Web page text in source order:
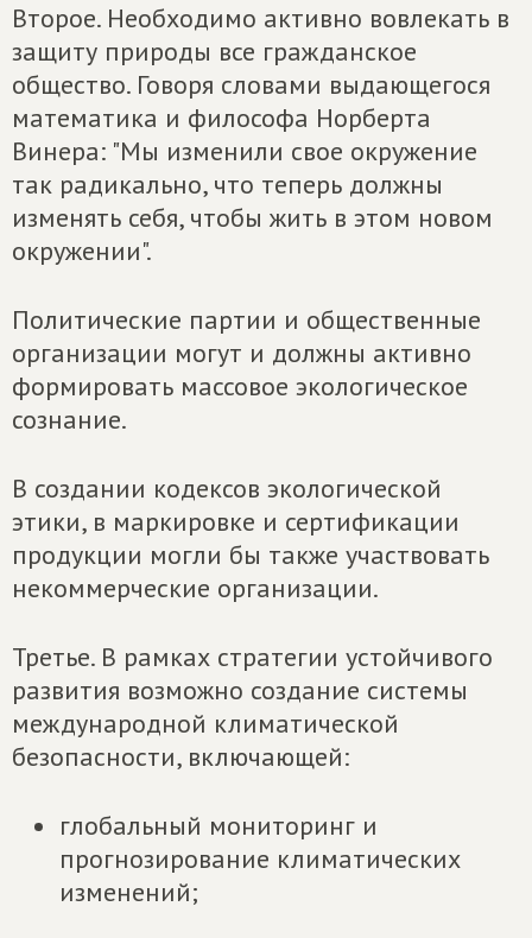
Второе. Необходимо активно вовлекать в
защиту природы все гражданское
общество. Говоря словами выдающегося
математика и философа Норберта
Винера: "Мы изменили свое окружение
так радикально, что теперь должны
изменять себя, чтобы жить в этом новом
окружении".
Политические партии и общественные
организации могут и должны активно
формировать массовое экологическое
сознание.
В создании кодексов экологической
этики, в маркировке и сертификации
продукции могли бы также участвовать
некоммерческие организации.
Третье. В рамках стратегии устойчивого
развития возможно создание системы
международной климатической
безопасности, включающей:
глобальный мониторинг и
прогнозирование климатических
изменений;